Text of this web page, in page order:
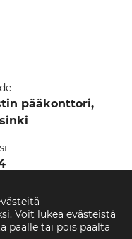
pääkonttori,
Postin
johdon
sekä kuntosalin
Voit lukea evästeistä
päälle tai pois päältä